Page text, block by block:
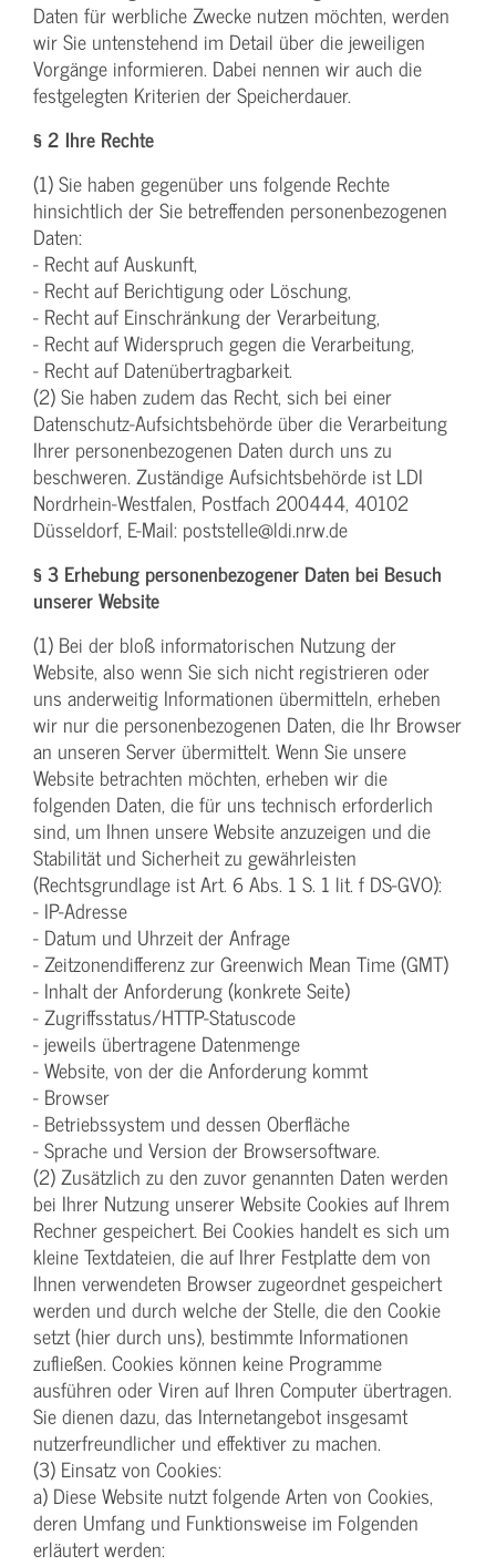
Daten für werbliche Zwecke nutzen möchten, werden
wir Sie untenstehend im Detail über die jeweiligen
Vorgänge informieren. Dabei nennen wir auch die
festgelegten Kriterien der Speicherdauer.
§ 2 Ihre Rechte
(1) Sie haben gegenüber uns folgende Rechte
hinsichtlich der Sie betreffenden personenbezogenen
Daten:
- Recht auf Auskunft,
- Recht auf Berichtigung oder Löschung,
- Recht auf Einschränkung der Verarbeitung,
- Recht auf Widerspruch gegen die Verarbeitung,
- Recht auf Datenübertragbarkeit.
(2) Sie haben zudem das Recht, sich bei einer
Datenschutz-Aufsichtsbehörde über die Verarbeitung
Ihrer personenbezogenen Daten durch uns zu
beschweren. Zuständige Aufsichtsbehörde ist LDI
Nordrhein-Westfalen, Postfach 200444, 40102
Düsseldorf, E-Mail: poststelle@ldi.nrw.de
§ 3 Erhebung personenbezogener Daten bei Besuch
unserer Website
(1) Bei der bloß informatorischen Nutzung der
Website, also wenn Sie sich nicht registrieren oder
uns anderweitig Informationen übermitteln, erheben
wir nur die personenbezogenen Daten, die Ihr Browser
an unseren Server übermittelt. Wenn Sie unsere
Website betrachten möchten, erheben wir die
folgenden Daten, die für uns technisch erforderlich
sind, um Ihnen unsere Website anzuzeigen und die
Stabilität und Sicherheit zu gewährleisten
(Rechtsgrundlage ist Art. 6 Abs. 1 S. 1 lit. f DS-GVO):
- IP-Adresse
- Datum und Uhrzeit der Anfrage
- Zeitzonendifferenz zur Greenwich Mean Time (GMT)
- Inhalt der Anforderung (konkrete Seite)
- Zugriffsstatus/HTTP-Statuscode
- jeweils übertragene Datenmenge
- Website, von der die Anforderung kommt
- Browser
- Betriebssystem und dessen Oberfläche
- Sprache und Version der Browsersoftware.
(2) Zusätzlich zu den zuvor genannten Daten werden
bei Ihrer Nutzung unserer Website Cookies auf Ihrem
Rechner gespeichert. Bei Cookies handelt es sich um
kleine Textdateien, die auf Ihrer Festplatte dem von
Ihnen verwendeten Browser zugeordnet gespeichert
werden und durch welche der Stelle, die den Cookie
setzt (hier durch uns), bestimmte Informationen
zufließen. Cookies können keine Programme
ausführen oder Viren auf Ihren Computer übertragen.
Sie dienen dazu, das Internetangebot insgesamt
nutzerfreundlicher und effektiver zu machen.
(3) Einsatz von Cookies:
a) Diese Website nutzt folgende Arten von Cookies,
deren Umfang und Funktionsweise im Folgenden
erläutert werden: